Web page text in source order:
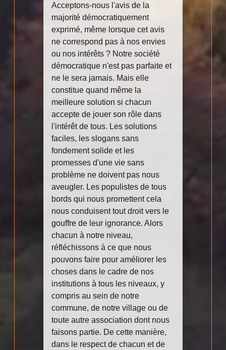
Acceptons-nous l'avis de la
majorité démocratiquement
exprimé, même lorsque cet avis
ne correspond pas à nos envies
ou nos intérêts ? Notre société
démocratique n'est pas parfaite et
ne le sera jamais. Mais elle
constitue quand même la
meilleure solution si chacun
accepte de jouer son rôle dans
l'intérêt de tous. Les solutions
faciles, les slogans sans
fondement solide et les
promesses d'une vie sans
problème ne doivent pas nous
aveugler. Les populistes de tous
bords qui nous promettent cela
nous conduisent tout droit vers le
gouffre de leur ignorance. Alors
chacun à notre niveau,
réfléchissons à ce que nous
pouvons faire pour améliorer les
choses dans le cadre de nos
institutions à tous les niveaux, y
compris au sein de notre
commune, de notre village ou de
toute autre association dont nous
faisons partie. De cette manière,
dans le respect de chacun et de